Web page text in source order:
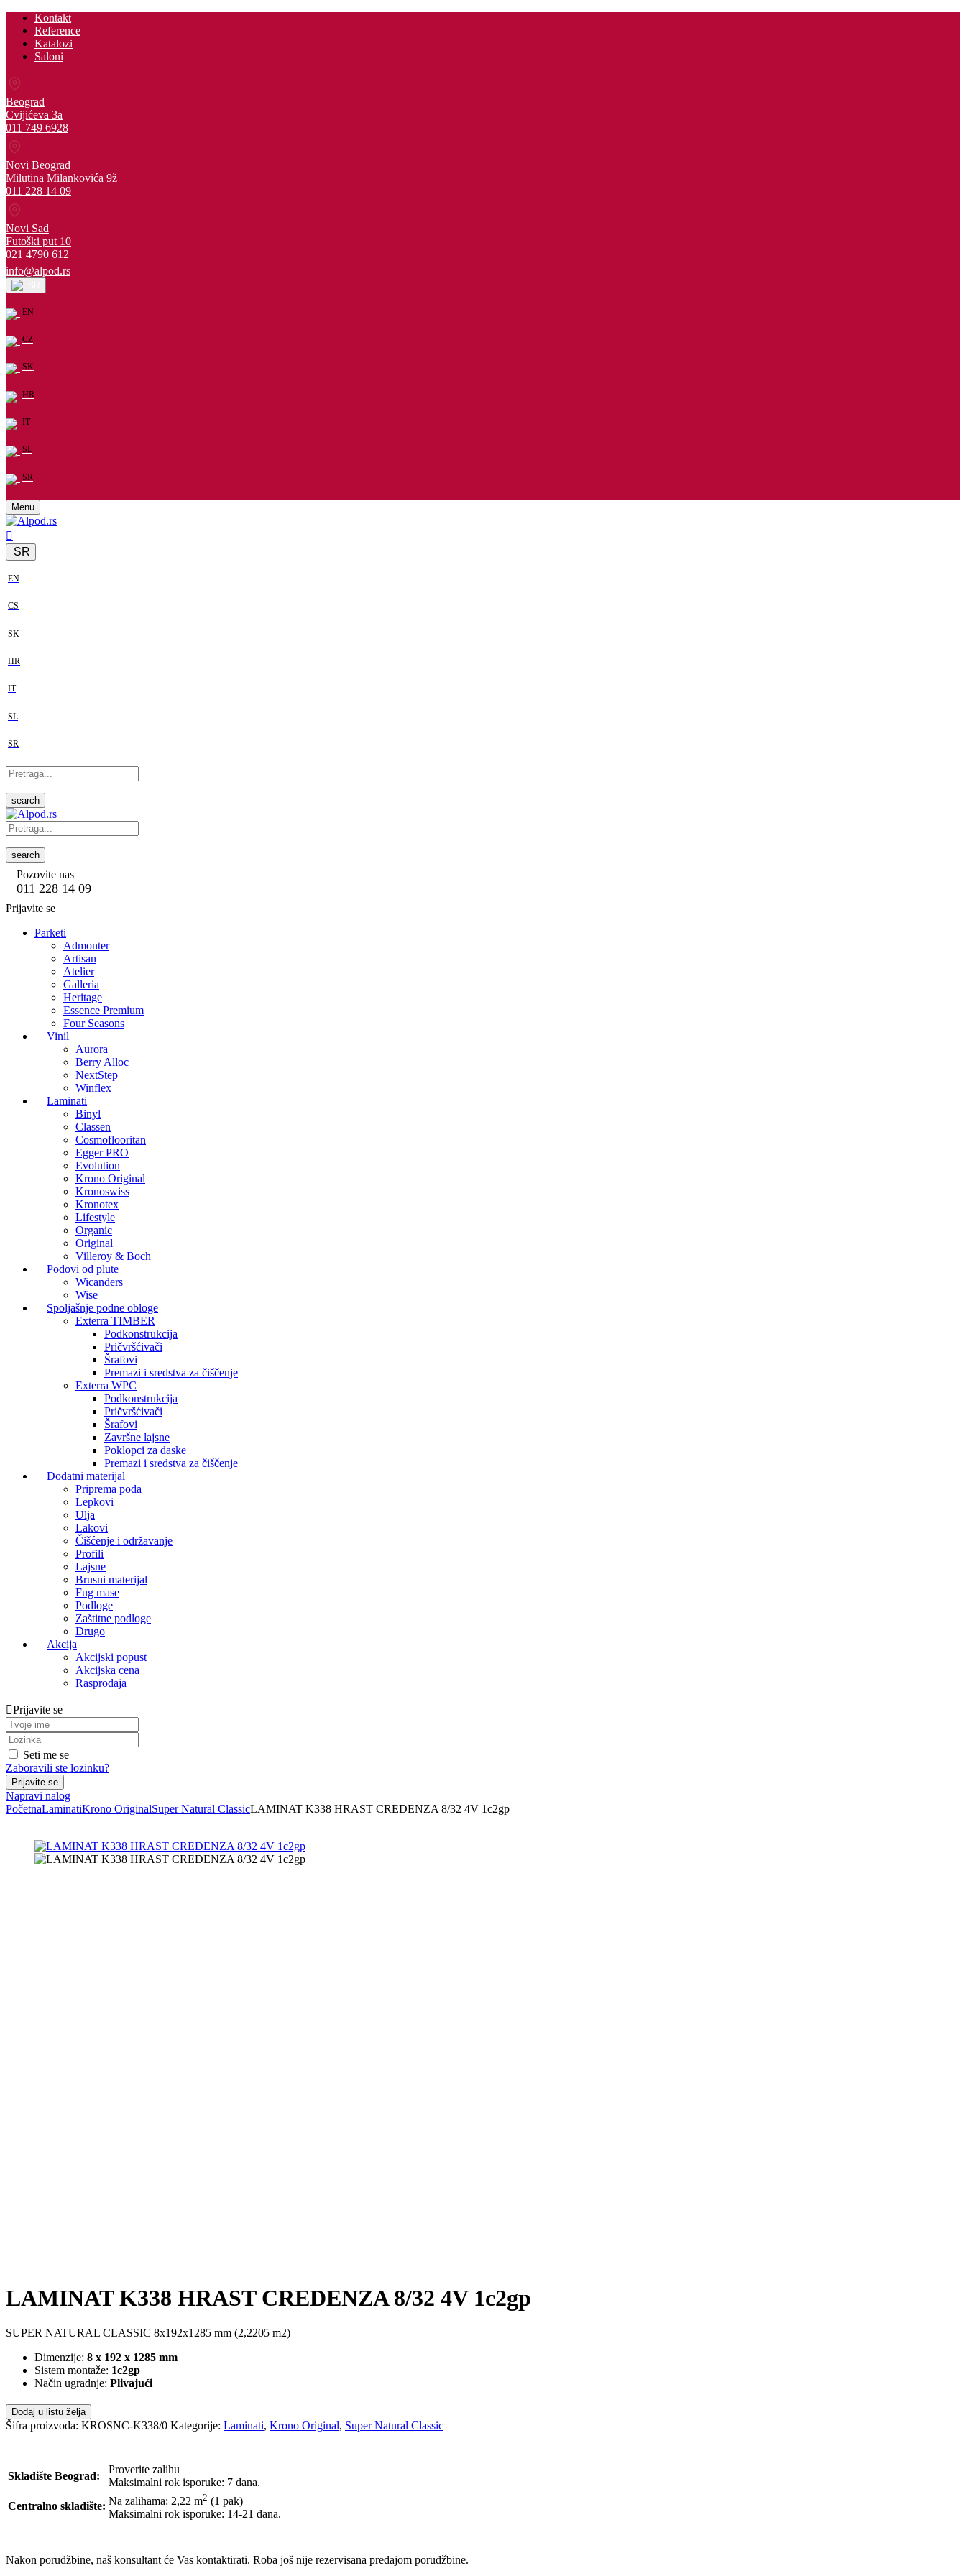
Kontakt
Reference
Katalozi
Saloni
Beograd
Cvijićeva 3a
011 749 6928
Novi Beograd
Milutina Milankovića 9ž
011 228 14 09
Novi Sad
Futoški put 10
021 4790 612
info@alpod.rs
EN
CZ
SK
HR
IT
SL
SR
Menu
SR
EN
CS
SK
HR
IT
SL
SR
search
search
Pozovite nas
011 228 14 09
Prijavite se
Parketi
Admonter
Artisan
Atelier
Galleria
Heritage
Essence Premium
Four Seasons
Vinil
Aurora
Berry Alloc
NextStep
Winflex
Laminati
Binyl
Classen
Cosmoflooritan
Egger PRO
Evolution
Krono Original
Kronoswiss
Kronotex
Lifestyle
Organic
Original
Villeroy & Boch
Podovi od plute
Wicanders
Wise
Spoljašnje podne obloge
Exterra TIMBER
Podkonstrukcija
Pričvršćivači
Šrafovi
Premazi i sredstva za čiščenje
Exterra WPC
Podkonstrukcija
Pričvršćivači
Šrafovi
Završne lajsne
Poklopci za daske
Premazi i sredstva za čiščenje
Dodatni materijal
Priprema poda
Lepkovi
Ulja
Lakovi
Čišćenje i održavanje
Profili
Lajsne
Brusni materijal
Fug mase
Podloge
Zaštitne podloge
Drugo
Akcija
Akcijski popust
Akcijska cena
Rasprodaja
Prijavite se
Seti me se
Zaboravili ste lozinku?
Napravi nalog
PočetnaLaminatiKrono OriginalSuper Natural ClassicLAMINAT K338 HRAST CREDENZA 8/32 4V 1c2gp
LAMINAT K338 HRAST CREDENZA 8/32 4V 1c2gp
SUPER NATURAL CLASSIC 8x192x1285 mm (2,2205 m2)
Dimenzije: 8 x 192 x 1285 mm
Sistem montaže: 1c2gp
Način ugradnje: Plivajući
Dodaj u listu želja
Šifra proizvoda: KROSNC-K338/0 Kategorije: Laminati, Krono Original, Super Natural Classic
Skladište Beograd:
Proverite zalihu
Maksimalni rok isporuke: 7 dana.
Centralno skladište: Na zalihama: 2,22 m2 (1 pak)
Maksimalni rok isporuke: 14-21 dana.
Nakon porudžbine, naš konsultant će Vas kontaktirati. Roba još nije rezervisana predajom porudžbine.